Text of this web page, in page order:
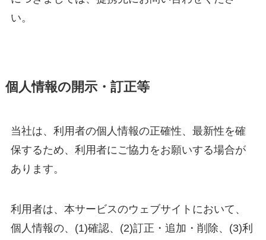
い。
個人情報の開示・訂正等
当社は、利用者の個人情報の正確性、最新性を確
保するため、利用者にご協力をお願いする場合が
あります。
利用者は、本サービスのウェブサイトにおいて、
個人情報の、(1)確認、(2)訂正・追加・削除、(3)利